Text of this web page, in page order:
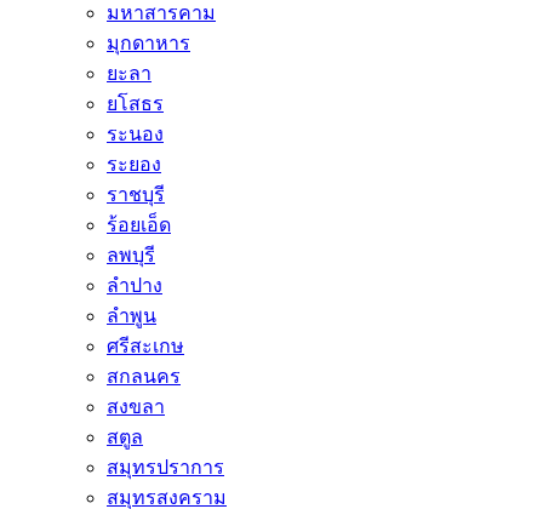
มหาสารคาม
มุกดาหาร
ยะลา
ยโสธร
ระนอง
ระยอง
ราชบุรี
ร้อยเอ็ด
ลพบุรี
ลำปาง
ลำพูน
ศรีสะเกษ
สกลนคร
สงขลา
สตูล
สมุทรปราการ
สมุทรสงคราม